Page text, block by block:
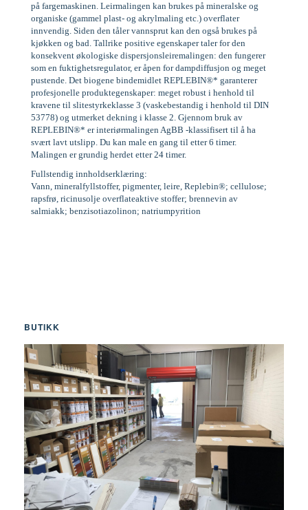
på fargemaskinen. Leirmalingen kan brukes på mineralske og
organiske (gammel plast- og akrylmaling etc.) overflater
innvendig. Siden den tåler vannsprut kan den også brukes på
kjøkken og bad. Tallrike positive egenskaper taler for den
konsekvent økologiske dispersjonsleiremalingen: den fungerer
som en fuktighetsregulator, er åpen for dampdiffusjon og meget
pustende. Det biogene bindemidlet REPLEBIN®* garanterer
profesjonelle produktegenskaper: meget robust i henhold til
kravene til slitestyrkeklasse 3 (vaskebestandig i henhold til DIN
53778) og utmerket dekning i klasse 2. Gjennom bruk av
REPLEBIN®* er interiørmalingen AgBB -klassifisert til å ha
svært lavt utslipp. Du kan male en gang til etter 6 timer.
Malingen er grundig herdet etter 24 timer.
Fullstendig innholdserklæring:
Vann, mineralfyllstoffer, pigmenter, leire, Replebin®; cellulose;
rapsfrø, ricinusolje overflateaktive stoffer; brennevin av
salmiakk; benzisotiazolinon; natriumpyrition
BUTIKK